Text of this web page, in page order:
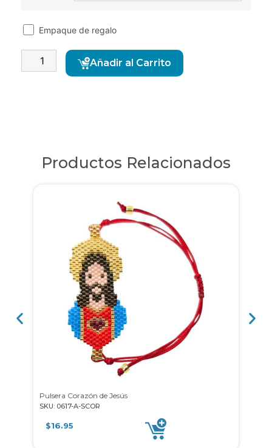
Empaque de regalo
Añadir al Carrito
Productos Relacionados
Pulsera Corazón de Jesús
SKU: 0617-A-SCOR
$16.95